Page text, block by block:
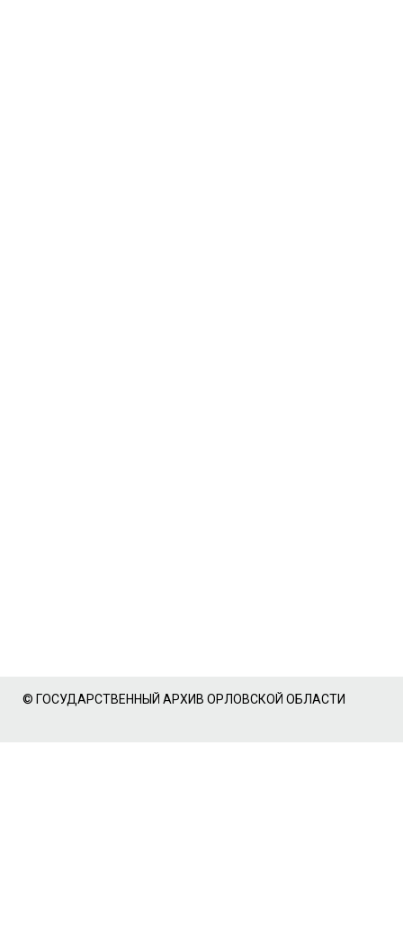
© ГОСУДАРСТВЕННЫЙ АРХИВ ОРЛОВСКОЙ ОБЛАСТИ